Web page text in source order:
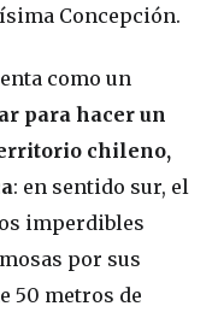
Concepción.
como un
para hacer un
chileno,
: en sentido sur, el
imperdibles
por sus
50 metros de